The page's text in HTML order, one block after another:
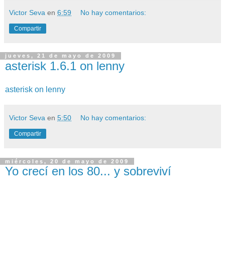
Victor Seva en 6:59 No hay comentarios:
Compartir
jueves, 21 de mayo de 2009
asterisk 1.6.1 on lenny
asterisk on lenny
Victor Seva en 5:50 No hay comentarios:
Compartir
miércoles, 20 de mayo de 2009
Yo crecí en los 80... y sobreviví